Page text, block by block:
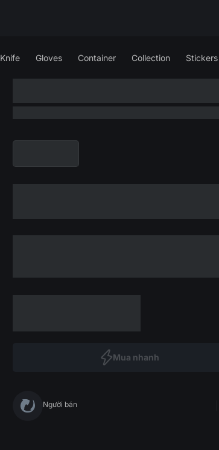
Knife Gloves Container Collection Stickers
Mua nhanh
Người bán